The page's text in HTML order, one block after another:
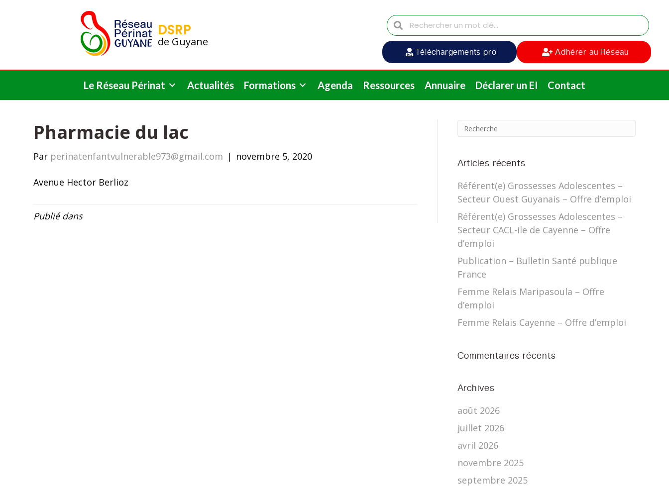
DSRP
de Guyane
Téléchargements pro Adhérer au Réseau
Le Réseau Périnat Actualités Formations Agenda Ressources Annuaire Déclarer un EI Contact
Pharmacie du lac
Par perinatenfantvulnerable973@gmail.com | novembre 5, 2020
Avenue Hector Berlioz
Publié dans
Articles récents
Référent(e) Grossesses Adolescentes –
Secteur Ouest Guyanais – Offre d’emploi
Référent(e) Grossesses Adolescentes –
Secteur CACL-ile de Cayenne – Offre
d’emploi
Publication – Bulletin Santé publique
France
Femme Relais Maripasoula – Offre
d’emploi
Femme Relais Cayenne – Offre d’emploi
Commentaires récents
Archives
août 2026
juillet 2026
avril 2026
novembre 2025
septembre 2025